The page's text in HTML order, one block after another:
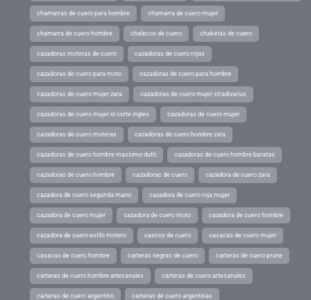
chamarras de cuero para hombre chamarra de cuero mujer
chamarra de cuero hombre chalecos de cuero chaketas de cuero
cazadoras moteras de cuero cazadoras de cuero rojas
cazadoras de cuero para moto cazadoras de cuero para hombre
cazadoras de cuero mujer zara cazadoras de cuero mujer stradivarius
cazadoras de cuero mujer el corte ingles cazadoras de cuero mujer
cazadoras de cuero moteras cazadoras de cuero hombre zara
cazadoras de cuero hombre massimo dutti cazadoras de cuero hombre baratas
cazadoras de cuero hombre cazadoras de cuero cazadora de cuero zara
cazadora de cuero segunda mano cazadora de cuero roja mujer
cazadora de cuero mujer cazadora de cuero moto cazadora de cuero hombre
cazadora de cuero estilo motero cascos de cuero casacas de cuero mujer
casacas de cuero hombre carteras negras de cuero carteras de cuero prune
carteras de cuero hombre artesanales carteras de cuero artesanales
carteras de cuero argentino carteras de cuero argentinas